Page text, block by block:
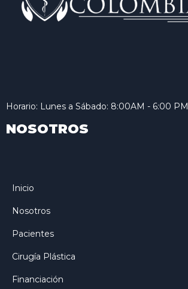
Horario: Lunes a Sábado: 8:00AM - 6:00 PM
NOSOTROS
Inicio
Nosotros
Pacientes
Cirugía Plástica
Financiación